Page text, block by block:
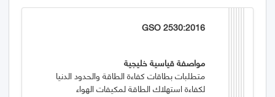
GSO 2530:2016
مواصفة قياسية خليجية
متطلبات بطاقات كفاءة الطاقة والحدود الدنيا
لكفاءة استهلاك الطاقة لمكيفات الهواء